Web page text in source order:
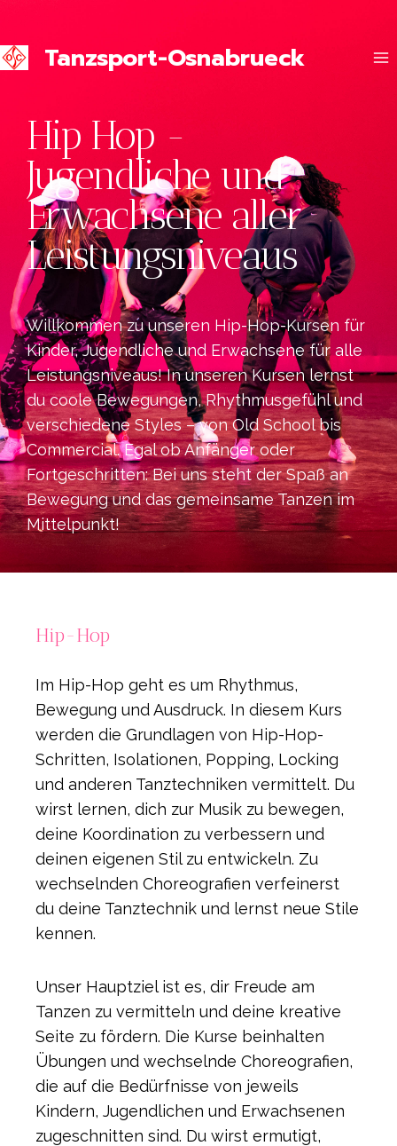
Tanzsport-Osnabrueck
Hip Hop -
Jugendliche und
Erwachsene aller
Leistungsniveaus
Willkommen zu unseren Hip-Hop-Kursen für
Kinder, Jugendliche und Erwachsene für alle
Leistungsniveaus! In unseren Kursen lernst
du coole Bewegungen, Rhythmusgefühl und
verschiedene Styles – von Old School bis
Commercial. Egal ob Anfänger oder
Fortgeschritten: Bei uns steht der Spaß an
Bewegung und das gemeinsame Tanzen im
Mittelpunkt!
Hip-Hop
Im Hip-Hop geht es um Rhythmus,
Bewegung und Ausdruck. In diesem Kurs
werden die Grundlagen von Hip-Hop-
Schritten, Isolationen, Popping, Locking
und anderen Tanztechniken vermittelt. Du
wirst lernen, dich zur Musik zu bewegen,
deine Koordination zu verbessern und
deinen eigenen Stil zu entwickeln. Zu
wechselnden Choreografien verfeinerst
du deine Tanztechnik und lernst neue Stile
kennen.
Unser Hauptziel ist es, dir Freude am
Tanzen zu vermitteln und deine kreative
Seite zu fördern. Die Kurse beinhalten
Übungen und wechselnde Choreografien,
die auf die Bedürfnisse von jeweils
Kindern, Jugendlichen und Erwachsenen
zugeschnitten sind. Du wirst ermutigt,